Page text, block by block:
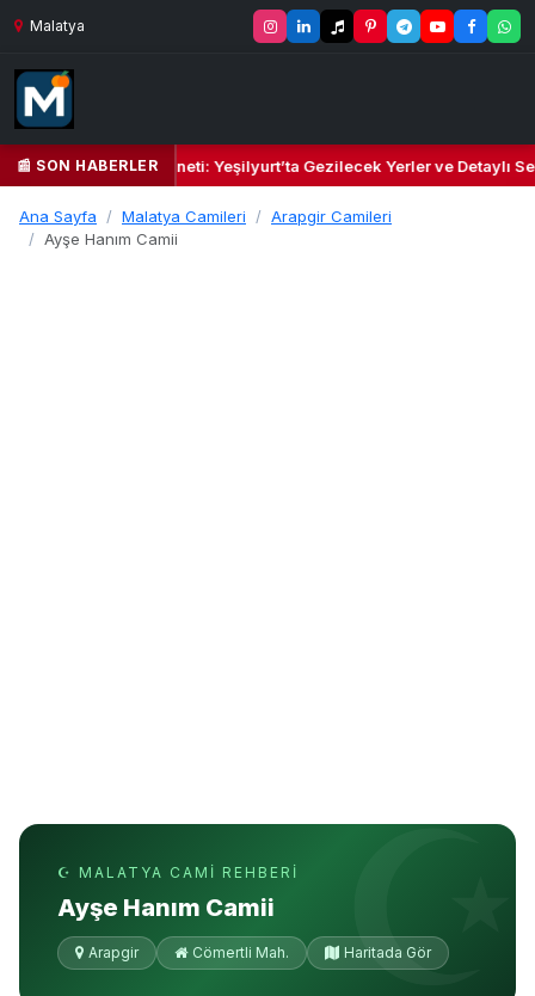
Malatya
📰 SON HABERLER
Kalbi ve Kültür Cenneti: Yeşilyurt’ta Gezilecek Yerler ve Detaylı
Ana Sayfa Malatya Camileri
Arapgir Camileri
Ayşe Hanım Camii
☪ MALATYA CAMI REHBERI
Ayşe Hanım Camii
Arapgir Cömertli Mah. Haritada Gör